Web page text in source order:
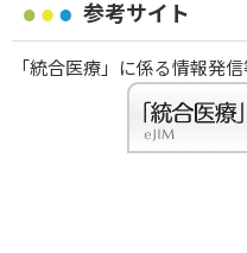
参考サイト
「統合医療」に係る情報発